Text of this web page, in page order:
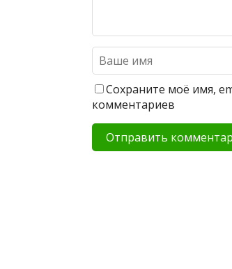
Сохраните моё имя,
комментариев